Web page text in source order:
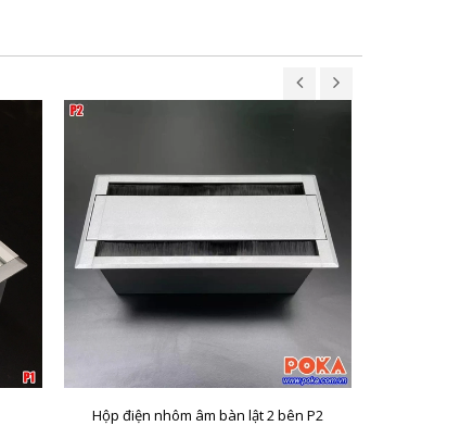
Hộp điện nhôm âm bàn lật 2 bên P2